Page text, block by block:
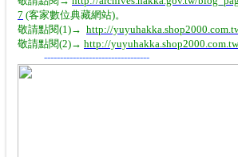
7 (客家數位典藏網站)。
敬請點閱(1)→ http://
敬請點閱(2)→ http://
---------------------------------